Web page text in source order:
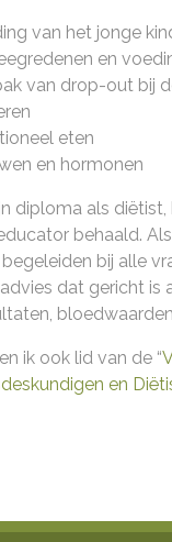
van het jonge
en
van drop-out bij
eten
en hormonen
diploma als
behaald.
bij alle
dat gericht is
ik ook lid van de “
en